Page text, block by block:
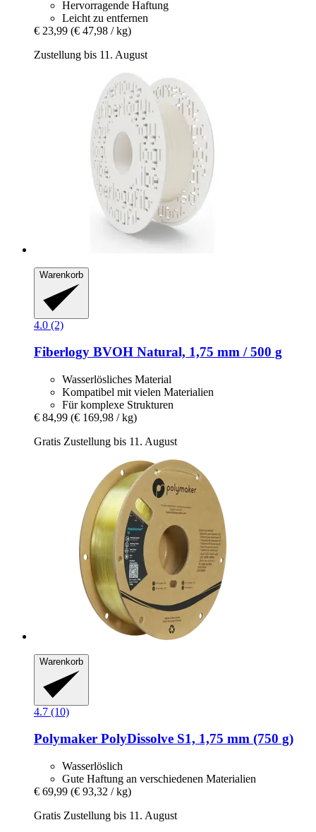
Hervorragende Haftung
Leicht zu entfernen
€ 23,99 (€ 47,98 / kg)
Zustellung bis 11. August
Warenkorb
4.0 (2)
Fiberlogy BVOH Natural, 1,75 mm / 500 g
Wasserlösliches Material
Kompatibel mit vielen Materialien
Für komplexe Strukturen
€ 84,99 (€ 169,98 / kg)
Gratis Zustellung bis 11. August
Warenkorb
4.7 (10)
Polymaker PolyDissolve S1, 1,75 mm (750 g)
Wasserlöslich
Gute Haftung an verschiedenen Materialien
€ 69,99 (€ 93,32 / kg)
Gratis Zustellung bis 11. August